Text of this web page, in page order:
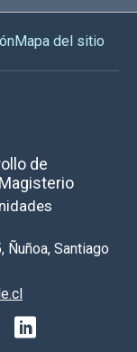
Mapa del sitio
de
Ñuñoa, Santiago